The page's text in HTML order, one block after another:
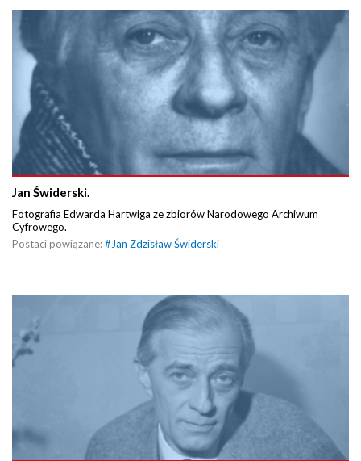
Jan Świderski.
Fotografia Edwarda Hartwiga ze zbiorów Narodowego Archiwum
Cyfrowego.
Postaci powiązane:# Jan Zdzisław Świderski